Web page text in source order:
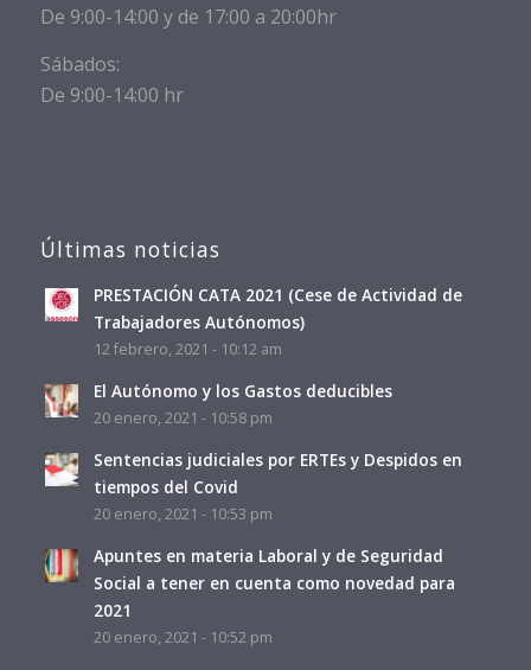
De 9:00-14:00 y de 17:00 a 20:00hr
Sábados:
De 9:00-14:00 hr
Últimas noticias
PRESTACIÓN CATA 2021 (Cese de Actividad de
Trabajadores Autónomos)
12 febrero, 2021 - 10:12 am
El Autónomo y los Gastos deducibles
20 enero, 2021 - 10:58 pm
Sentencias judiciales por ERTEs y Despidos en
tiempos del Covid
20 enero, 2021 - 10:53 pm
Apuntes en materia Laboral y de Seguridad
Social a tener en cuenta como novedad para
2021
20 enero, 2021 - 10:52 pm